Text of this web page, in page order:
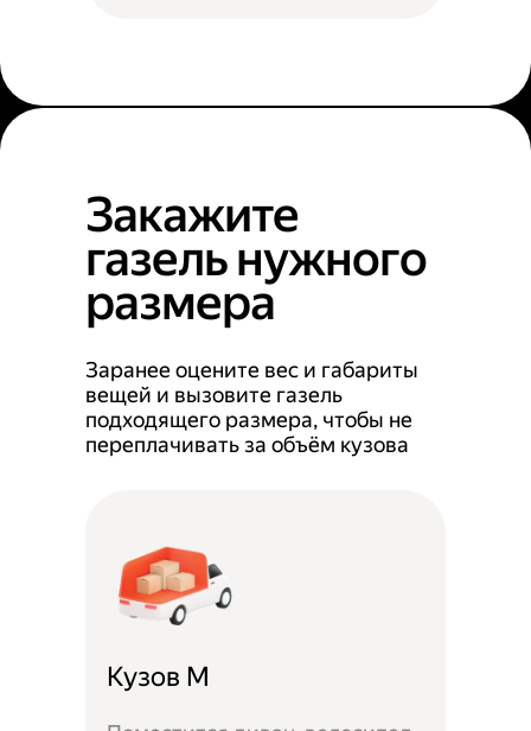
Закажите
газель нужного
размера
Заранее оцените вес и габариты
вещей и вызовите газель
подходящего размера, чтобы не
переплачивать за объём кузова
Кузов M